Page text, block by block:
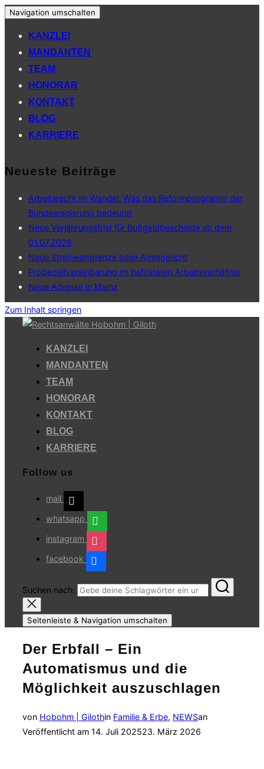
Navigation umschalten
KANZLEI
MANDANTEN
TEAM
HONORAR
KONTAKT
BLOG
KARRIERE
Neueste Beiträge
Arbeitsrecht im Wandel: Was das Reformprogramm der
Bundesregierung bedeutet
Neue Verjährungsfrist für Bußgeldbescheide ab dem
01.07.2026
Neue Streitwertgrenze beim Amtsgericht
Probezeitvereinbarung im befristeten Arbeitsverhältnis
Neue Adresse in Mainz
Zum Inhalt springen
KANZLEI
MANDANTEN
TEAM
HONORAR
KONTAKT
BLOG
KARRIERE
Follow us
mail
whatsapp
instagram
facebook
Suchen nach:
Seitenleiste & Navigation umschalten
Der Erbfall – Ein
Automatismus und die
Möglichkeit auszuschlagen
von Hobohm | Gilothin Familie & Erbe, NEWSan
Veröffentlicht am 14. Juli 202523. März 2026